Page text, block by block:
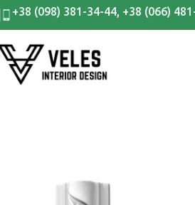
+38 (098) 381-34-44, +38 (066)